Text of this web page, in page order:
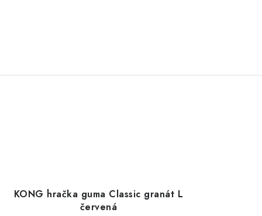
KONG hračka guma Classic granát L
červená